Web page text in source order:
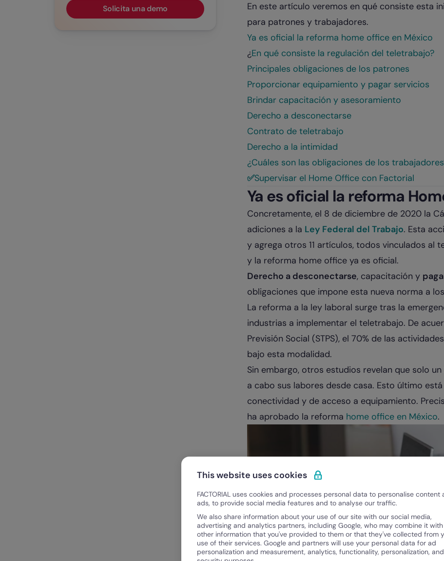
Solicita una demo
En este artículo veremos en qué consiste esta
para patrones y trabajadores.
Ya es oficial la reforma home office en México
¿En qué consiste la regulación del teletrabajo?
Principales obligaciones de los patrones
Proporcionar equipamiento y pagar servicios
Brindar capacitación y asesoramiento
Derecho a desconectarse
Contrato de teletrabajo
Derecho a la intimidad
¿Cuáles son las obligaciones de los
✅Supervisar el Home Office con Factorial
Ya es oficial la reforma
Concretamente, el 8 de diciembre de 2020 la
adiciones a la Ley Federal del Trabajo. Esta
y agrega otros 11 artículos, todos vinculados al
y la reforma home office ya es oficial.
Derecho a desconectarse, capacitación y
obligaciones que impone esta nueva norma a
La reforma a la ley laboral surge tras la
industrias a implementar el teletrabajo. De
Previsión Social (STPS), el 70% de las
bajo esta modalidad.
Sin embargo, otros estudios revelan que solo
a cabo sus labores desde casa. Esto último
conectividad y de acceso a equipamiento.
ha aprobado la reforma home office en México.
This website uses cookies
FACTORIAL uses cookies and processes personal data to personalise content
ads, to provide social media features and to analyse our traffic.
We also share information about your use of our site with our social media,
advertising and analytics partners, including Google, who may combine it with
other information that you've provided to them or that they've collected from
use of their services. Google and partners will use your personal data for ad
personalization and measurement, analytics, functionality, personalization, and